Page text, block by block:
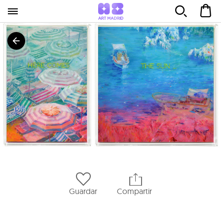
Guardar Compartir